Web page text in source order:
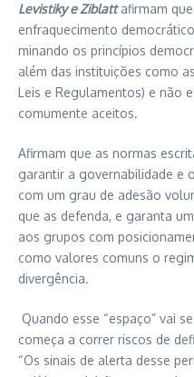
Levistiky e Ziblattafirmam
enfraquecimento
minando os princípios
além das instituições como
Leis e Regulamentos) e não
comumente aceitos.
Afirmam que as normas
garantir a governabilidade e
com um grau de adesão
que as defenda, e garanta
aos grupos com
como valores comuns o
divergência.
Quando esse “espaço” vai
começa a correr riscos de
“Os sinais de alerta desse